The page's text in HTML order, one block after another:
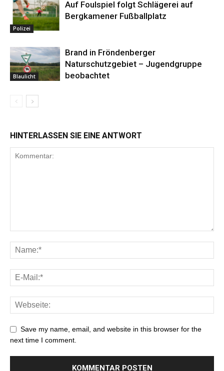
Polizei
Auf Foulspiel folgt Schlägerei auf
Bergkamener Fußballplatz
Blaulicht
Brand in Fröndenberger
Naturschutzgebiet – Jugendgruppe
beobachtet
HINTERLASSEN SIE EINE ANTWORT
Save my name, email, and website in this browser for the
next time I comment.